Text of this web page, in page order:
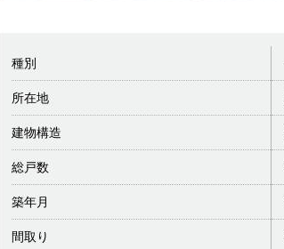
種別
所在地
建物構造
総戸数
築年月
間取り